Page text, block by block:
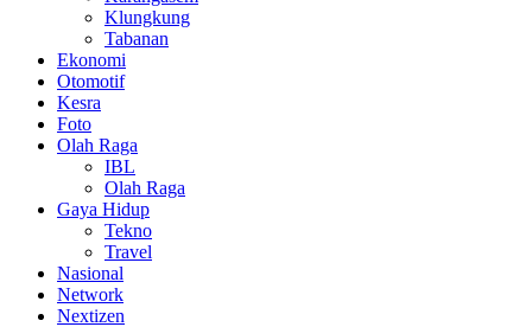
Klungkung
Tabanan
Ekonomi
Otomotif
Kesra
Foto
Olah Raga
IBL
Olah Raga
Gaya Hidup
Tekno
Travel
Nasional
Network
Nextizen